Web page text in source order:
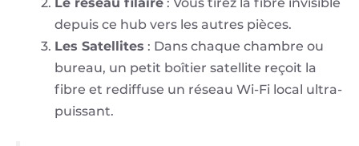
depuis ce hub vers les autres pièces.
Les Satellites : Dans chaque chambre ou
bureau, un petit boîtier satellite reçoit la
fibre et rediffuse un réseau Wi-Fi local ultra-
puissant.